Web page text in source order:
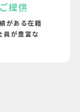
提供
がある在籍
員が豊富な